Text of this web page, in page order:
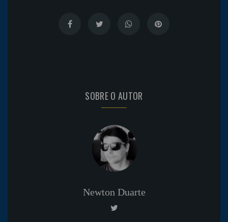
SOBRE O AUTOR
Newton Duarte